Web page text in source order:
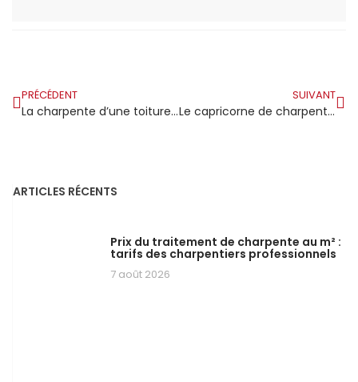
PRÉCÉDENT
La charpente d’une toiture en bois en pente
SUIVANT
Le capricorne de charpente : qui est-il et comment s’en débarrasser ?
ARTICLES RÉCENTS
Prix du traitement de charpente au m² :
tarifs des charpentiers professionnels
7 août 2026